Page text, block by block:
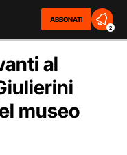
ABBONATI
2
al
museo